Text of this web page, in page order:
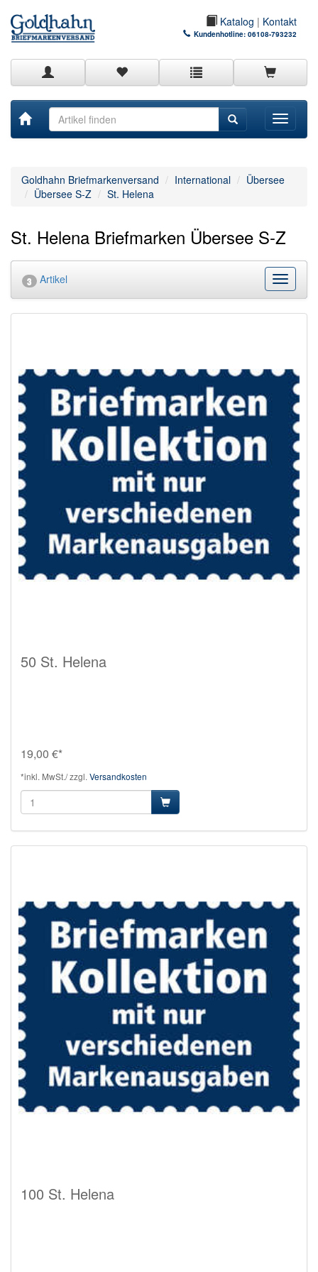
Katalog | Kontakt
Kundenhotline: 06108-793232
Toggle
Goldhahn Briefmarkenversand International
Übersee
Übersee S-Z
St. Helena
St. Helena Briefmarken Übersee S-Z
3 Artikel
50 St. Helena
19,00 €*
*inkl. MwSt./ zzgl. Versandkosten
100 St. Helena